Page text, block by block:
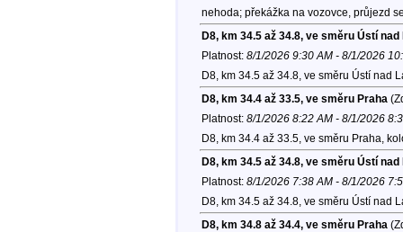
nehoda; překážka na vozovce, průjezd
D8, km 34.5 až 34.8, ve směru Ústí nad
Platnost: 8/1/2026 9:30 AM - 8/1/2026
D8, km 34.5 až 34.8, ve směru Ústí nad
D8, km 34.4 až 33.5, ve směru Praha
Platnost: 8/1/2026 8:22 AM - 8/1/2026
D8, km 34.4 až 33.5, ve směru Praha,
D8, km 34.5 až 34.8, ve směru Ústí nad
Platnost: 8/1/2026 7:38 AM - 8/1/2026
D8, km 34.5 až 34.8, ve směru Ústí nad
D8, km 34.8 až 34.4, ve směru Praha